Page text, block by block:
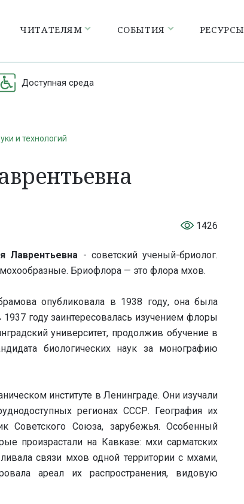
ЧИТАТЕЛЯМ СОБЫТИЯ РЕСУРСЫ
Доступная среда
и технологий
1426
Лаврентьевна - советский ученый-бриолог.
Бриофлора — это флора мхов.
опубликовала в 1938 году, она была
году заинтересовалась изучением флоры
университет, продолжив обучение в
биологических наук за монографию
институте в Ленинграде. Они изучали
регионах СССР. География их
Советского Союза, зарубежья. Особенный
произрастали на Кавказе: мхи сарматских
связи мхов одной территории с мхами,
ареал их распространения, видовую